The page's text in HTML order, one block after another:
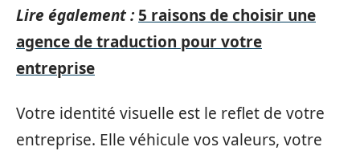
Lire également : 5 raisons de choisir une
agence de traduction pour votre
entreprise
Votre identité visuelle est le reflet de votre
entreprise. Elle véhicule vos valeurs, votre